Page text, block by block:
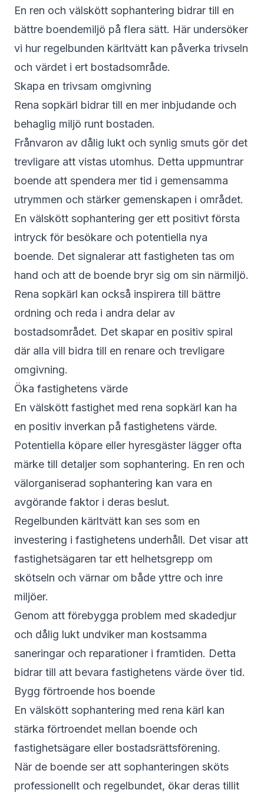
En ren och välskött sophantering bidrar till en
bättre boendemiljö på flera sätt. Här undersöker
vi hur regelbunden kärltvätt kan påverka trivseln
och värdet i ert bostadsområde.
Skapa en trivsam omgivning
Rena sopkärl bidrar till en mer inbjudande och
behaglig miljö runt bostaden.
Frånvaron av dålig lukt och synlig smuts gör det
trevligare att vistas utomhus. Detta uppmuntrar
boende att spendera mer tid i gemensamma
utrymmen och stärker gemenskapen i området.
En välskött sophantering ger ett positivt första
intryck för besökare och potentiella nya
boende. Det signalerar att fastigheten tas om
hand och att de boende bryr sig om sin närmiljö.
Rena sopkärl kan också inspirera till bättre
ordning och reda i andra delar av
bostadsområdet. Det skapar en positiv spiral
där alla vill bidra till en renare och trevligare
omgivning.
Öka fastighetens värde
En välskött fastighet med rena sopkärl kan ha
en positiv inverkan på fastighetens värde.
Potentiella köpare eller hyresgäster lägger ofta
märke till detaljer som sophantering. En ren och
välorganiserad sophantering kan vara en
avgörande faktor i deras beslut.
Regelbunden kärltvätt kan ses som en
investering i fastighetens underhåll. Det visar att
fastighetsägaren tar ett helhetsgrepp om
skötseln och värnar om både yttre och inre
miljöer.
Genom att förebygga problem med skadedjur
och dålig lukt undviker man kostsamma
saneringar och reparationer i framtiden. Detta
bidrar till att bevara fastighetens värde över tid.
Bygg förtroende hos boende
En välskött sophantering med rena kärl kan
stärka förtroendet mellan boende och
fastighetsägare eller bostadsrättsförening.
När de boende ser att sophanteringen sköts
professionellt och regelbundet, ökar deras tillit